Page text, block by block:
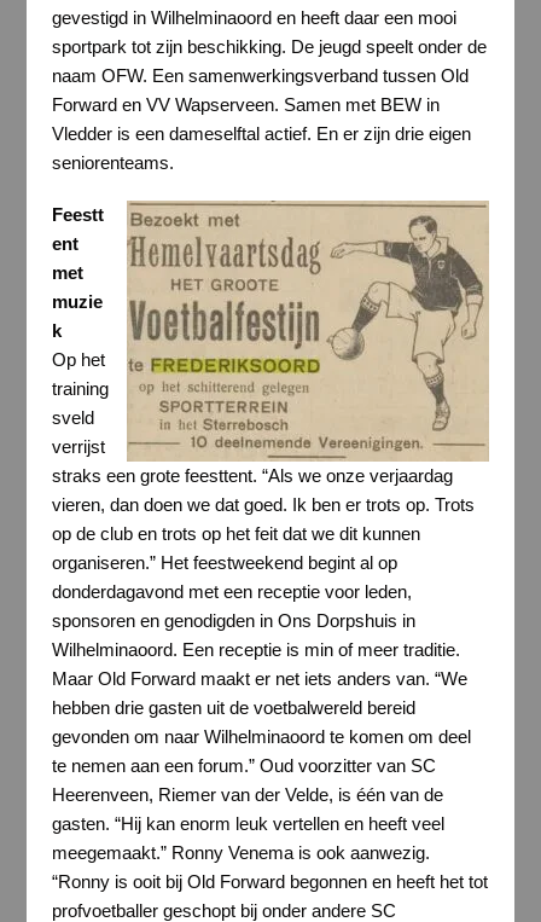
gevestigd in Wilhelminaoord en heeft daar een mooi
sportpark tot zijn beschikking. De jeugd speelt onder de
naam OFW. Een samenwerkingsverband tussen Old
Forward en VV Wapserveen. Samen met BEW in
Vledder is een dameselftal actief. En er zijn drie eigen
seniorenteams.
Feestt
ent
met
muzie
k
Op het
training
sveld
verrijst
straks een grote feesttent. “Als we onze verjaardag
vieren, dan doen we dat goed. Ik ben er trots op. Trots
op de club en trots op het feit dat we dit kunnen
organiseren.” Het feestweekend begint al op
donderdagavond met een receptie voor leden,
sponsoren en genodigden in Ons Dorpshuis in
Wilhelminaoord. Een receptie is min of meer traditie.
Maar Old Forward maakt er net iets anders van. “We
hebben drie gasten uit de voetbalwereld bereid
gevonden om naar Wilhelminaoord te komen om deel
te nemen aan een forum.” Oud voorzitter van SC
Heerenveen, Riemer van der Velde, is één van de
gasten. “Hij kan enorm leuk vertellen en heeft veel
meegemaakt.” Ronny Venema is ook aanwezig.
“Ronny is ooit bij Old Forward begonnen en heeft het tot
profvoetballer geschopt bij onder andere SC